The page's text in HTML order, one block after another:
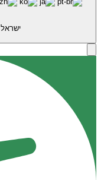
ישראל